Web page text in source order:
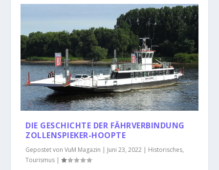
DIE GESCHICHTE DER FÄHRVERBINDUNG
ZOLLENSPIEKER-HOOPTE
Gepostet vonVuM Magazin | Juni 23, 2022 | Historisches,
Tourismus |